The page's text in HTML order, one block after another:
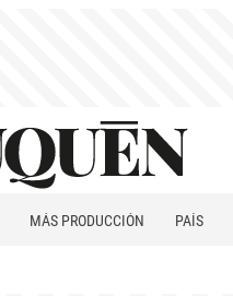
MÁS PRODUCCIÓN PAÍS